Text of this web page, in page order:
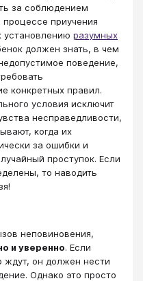
за соблюдением
приучения
установлению разумных
должен знать, в чем
поведение,
конкретных правил.
условия исключит
несправедливости,
когда их
за ошибки и
проступок. Если
то наводить
неповиновения,
и уверенно. Если
ждут, он должен нести
Однако это просто